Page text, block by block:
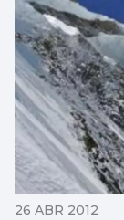
26 ABR 2012